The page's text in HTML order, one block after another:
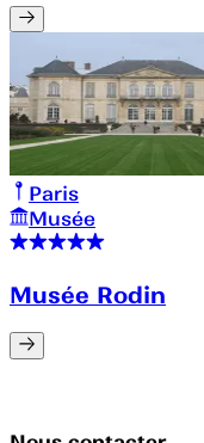
Paris
Musée
Musée Rodin